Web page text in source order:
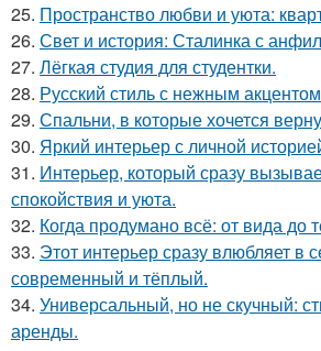
25. Пространство любви и уюта:
26. Свет и история: Сталинка с
27. Лёгкая студия для студентки.
28. Русский стиль с нежным
29. Спальни, в которые хочется
30. Яркий интерьер с личной
31. Интерьер, который сразу
спокойствия и уюта.
32. Когда продумано всё: от вида до
33. Этот интерьер сразу влюбляет в
современный и тёплый.
34. Универсальный, но не скучный:
аренды.